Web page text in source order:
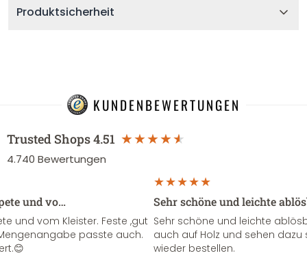
Produktsicherheit
KUNDENBEWERTUNGEN
Trusted Shops4.51
4.740 Bewertungen
und vo…
und vom Kleister. Feste ,gut
passte auch.
Sehr schöne und leichte
Sehr schöne und leichte
auch auf Holz und sehen
wieder bestellen.